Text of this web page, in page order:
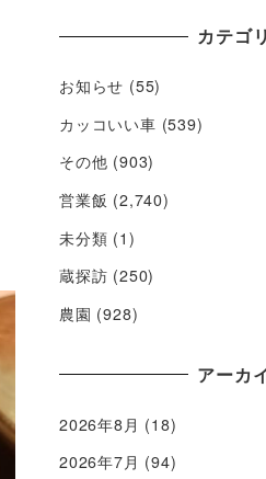
カテゴ
お知らせ (55)
カッコいい車 (539)
その他 (903)
営業飯 (2,740)
未分類 (1)
蔵探訪 (250)
農園 (928)
アーカ
2026年8月 (18)
2026年7月 (94)